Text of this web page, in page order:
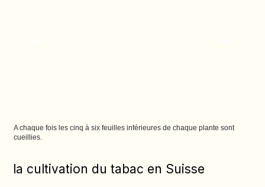
A chaque fois les cinq à six feuilles inférieures de chaque plante sont
cueillies.
la cultivation du tabac en Suisse